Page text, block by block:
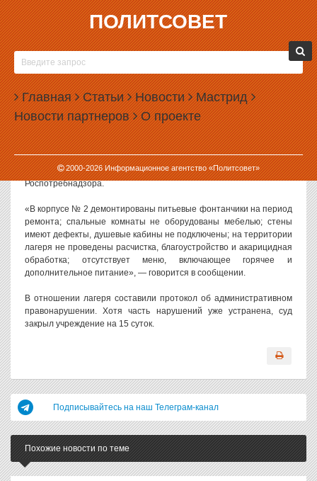
ПОЛИТСОВЕТ
Главная Статьи Новости Мастрид
Новости партнеров О проекте
2000-2026Информационное агентство «Политсовет»
18.05.2026, 13:27
В СВЕРДЛОВСКОЙ ОБЛАСТИ ЗАКРЫЛИ
ДЕТСКИЙ ЛАГЕРЬ БЕЗ МЕБЕЛИ И ГОРЯЧЕГО
ПИТАНИЯ
В Свердловской области суд на 15 суток закрыл детский лагерь
«Искорка», в работе которого нашли множество нарушений.
Как сообщили в пресс-службе судов региона, лагерь находится в
поселке Рефтинский. Нарушения нашли в ходе проверки
Роспотребнадзора.
«В корпусе № 2 демонтированы питьевые фонтанчики на период
ремонта; спальные комнаты не оборудованы мебелью; стены
имеют дефекты, душевые кабины не подключены; на территории
лагеря не проведены расчистка, благоустройство и акарицидная
обработка; отсутствует меню, включающее горячее и
дополнительное питание», — говорится в сообщении.
В отношении лагеря составили протокол об административном
правонарушении. Хотя часть нарушений уже устранена, суд
закрыл учреждение на 15 суток.
Подписывайтесь на наш Телеграм-канал
Похожие новости по теме